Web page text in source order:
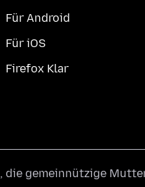
Für Android
Für iOS
Firefox Klar
, die gemeinnützige